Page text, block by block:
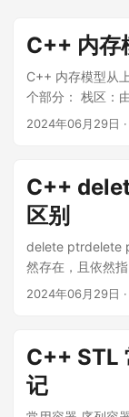
C++ 内存
C++ 内存模型从
个部分： 栈区：
局部变量的值等
区），.data 段存
段存放 未初始化
量。 代码区：存
2024年06月29日
C++
区别
delete ptrdelete
然存在，且依然
是将 ptr 指向空指
_ptr(nullptr) { }
~UniquePtr() {
被调用，_ptr 会
UniquePtr(const
2024年06月29日
C++ STL
记